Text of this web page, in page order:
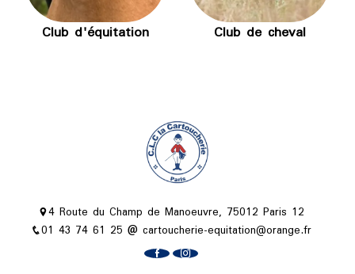
Club d'équitation Club de cheval
4 Route du Champ de Manoeuvre, 75012 Paris 12
01 43 74 61 25
cartoucherie-equitation@orange.fr